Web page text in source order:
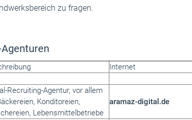
zu fragen.
Internet
Recruiting-Agentur, vor allem
Konditoreien,
Lebensmittelbetriebe
aramaz-digital.de